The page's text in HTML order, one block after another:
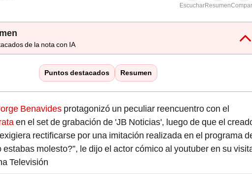
EscucharResumen
de la nota con IA
Puntos destacados Resumen
Benavides protagonizó un peculiar reencuentro con el
en el set de grabación de 'JB Noticias', luego de que el
rectificarse por una imitación realizada en el programa
estabas molesto?”, le dijo el actor cómico al youtuber en su
Televisión